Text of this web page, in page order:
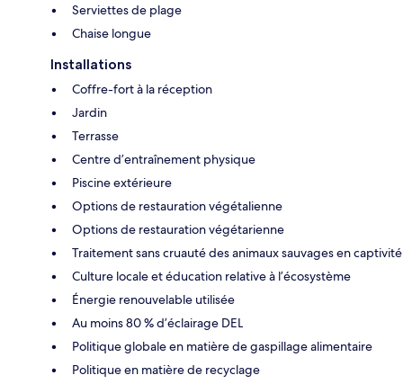
Serviettes de plage
Chaise longue
Installations
Coffre-fort à la réception
Jardin
Terrasse
Centre d’entraînement physique
Piscine extérieure
Options de restauration végétalienne
Options de restauration végétarienne
Traitement sans cruauté des animaux sauvages en captivité
Culture locale et éducation relative à l’écosystème
Énergie renouvelable utilisée
Au moins 80 % d’éclairage DEL
Politique globale en matière de gaspillage alimentaire
Politique en matière de recyclage